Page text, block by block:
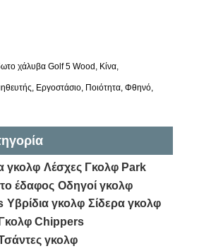
χάλυβα Golf 5 Wood, Κίνα,
Εργοστάσιο, Ποιότητα, Φθηνό,
γκολφ Λέσχες Γκολφ Park
έδαφος Οδηγοί γκολφ
Υβρίδια γκολφ Σίδερα γκολφ
Γκολφ Chippers
γκολφ